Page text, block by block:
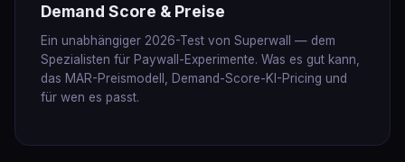
Demand Score & Preise
Ein unabhängiger 2026-Test von Superwall — dem
Spezialisten für Paywall-Experimente. Was es gut kann,
das MAR-Preismodell, Demand-Score-KI-Pricing und
für wen es passt.